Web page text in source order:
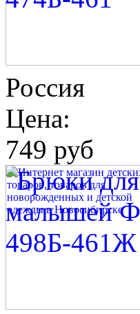
Россия
Цена:
749 руб